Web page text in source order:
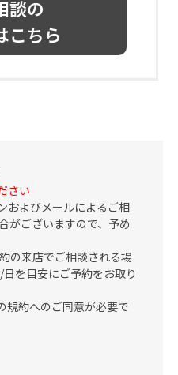
談の
こちら
さい
およびメールによるご相
がございますので、予め
の来店でご相談される場
を目安にご予約をお取り
規約へのご同意が必要で